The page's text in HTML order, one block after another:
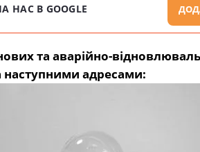
НАС В GOOGLE
та аварійно-
наступними адресами: